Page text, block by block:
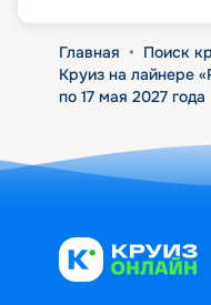
Главная • Поиск
Круиз на лайнере
по 17 мая 2027 года